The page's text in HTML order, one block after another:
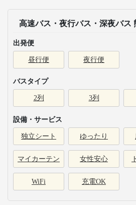
高速バス・夜行バス・深夜バス
出発便
昼行便 夜行便
バスタイプ
2列 3列
設備・サービス
独立シート ゆったり
マイカーテン 女性安心
WiFi 充電OK